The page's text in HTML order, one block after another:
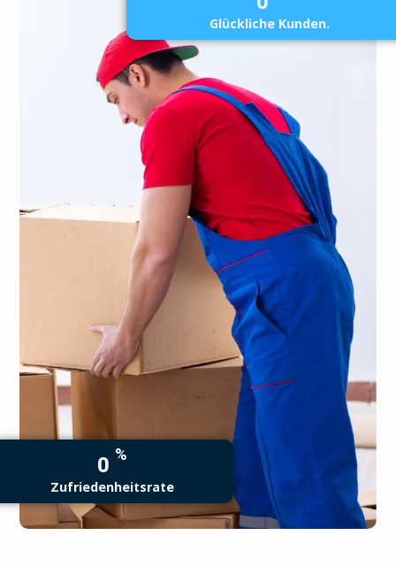
Glückliche Kunden.
0 %
Zufriedenheitsrate